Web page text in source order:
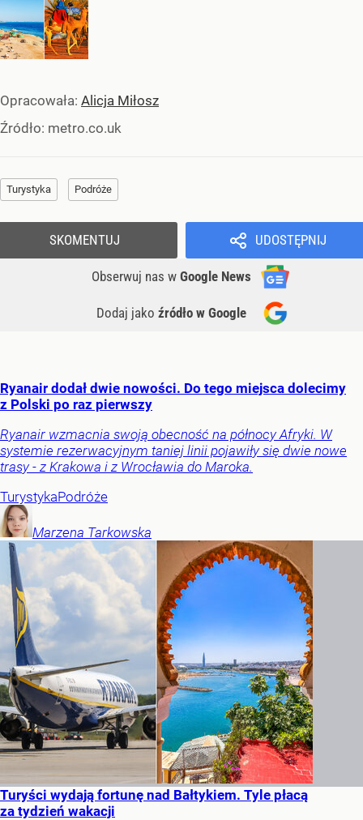
Opracowała: Alicja Miłosz
Źródło: metro.co.uk
Turystyka Podróże
UDOSTĘPNIJ
Obserwuj nas w Google News
Dodaj jako źródło w Google
SKOMENTUJ
Ryanair dodał dwie nowości. Do tego miejsca dolecimy
z Polski po raz pierwszy
Ryanair wzmacnia swoją obecność na północy Afryki. W
systemie rezerwacyjnym taniej linii pojawiły się dwie nowe
trasy - z Krakowa i z Wrocławia do Maroka.
TurystykaPodróże
Marzena Tarkowska
Turyści wydają fortunę nad Bałtykiem. Tyle płacą
za tydzień wakacji